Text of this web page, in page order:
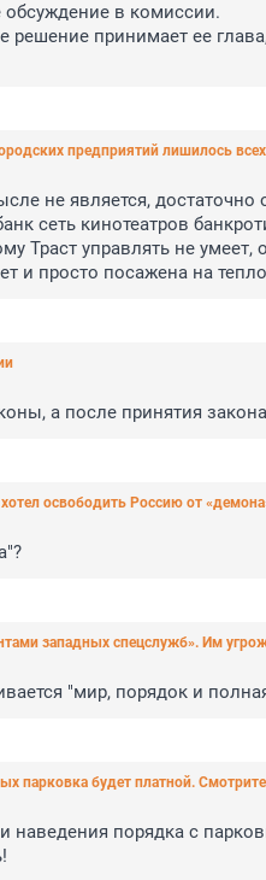
обсуждение в комиссии.
решение принимает ее
предприятий лишилось
не является,
сеть кинотеатров
Траст управлять не
и просто посажена на
а после принятия
освободить Россию от
западных спецслужб». Им
"мир, порядок и
парковка будет платной.
наведения порядка с